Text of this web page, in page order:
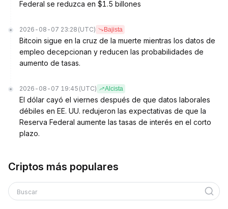
Federal se reduzca en $1.5 billones
2026-08-07 23:28 (UTC) Bajista
Bitcoin sigue en la cruz de la muerte mientras los datos de
empleo decepcionan y reducen las probabilidades de
aumento de tasas.
2026-08-07 19:45 (UTC) Alcista
El dólar cayó el viernes después de que datos laborales
débiles en EE. UU. redujeron las expectativas de que la
Reserva Federal aumente las tasas de interés en el corto
plazo.
Criptos más populares
Buscar